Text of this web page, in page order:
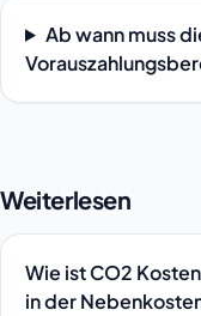
Ab wann muss
Weiterlesen
Wie ist CO2
in der